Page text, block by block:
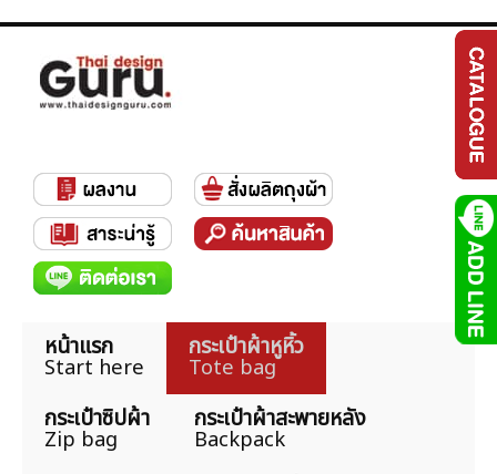
หน้าแรก
Start here
กระเป๋าผ้าหูหิ้ว
Tote bag
กระเป๋าซิปผ้า
Zip bag
กระเป๋าผ้าสะพายหลัง
Backpack